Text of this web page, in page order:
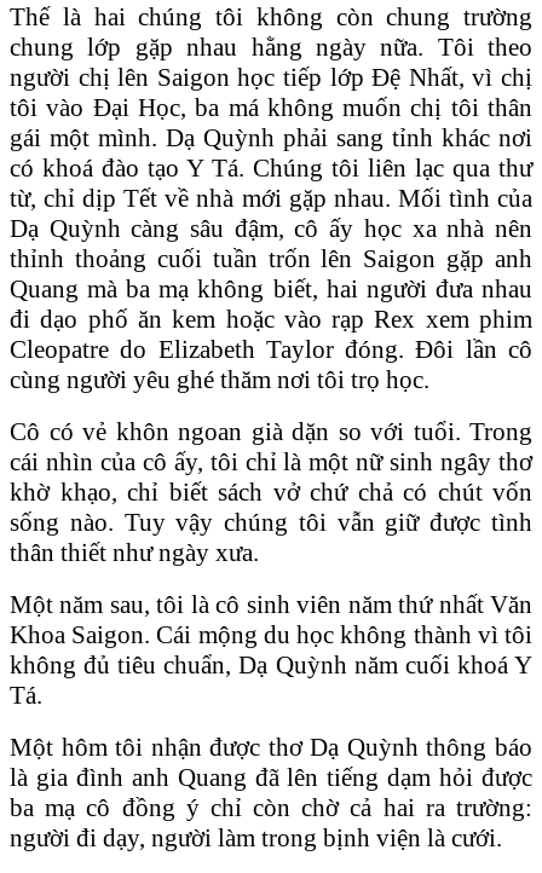
Thế là hai chúng tôi không còn chung trường
chung lớp gặp nhau hằng ngày nữa. Tôi theo
người chị lên Saigon học tiếp lớp Đệ Nhất, vì chị
tôi vào Đại Học, ba má không muốn chị tôi thân
gái một mình. Dạ Quỳnh phải sang tỉnh khác nơi
có khoá đào tạo Y Tá. Chúng tôi liên lạc qua thư
từ, chỉ dịp Tết về nhà mới gặp nhau. Mối tình của
Dạ Quỳnh càng sâu đậm, cô ấy học xa nhà nên
thỉnh thoảng cuối tuần trốn lên Saigon gặp anh
Quang mà ba mạ không biết, hai người đưa nhau
đi dạo phố ăn kem hoặc vào rạp Rex xem phim
Cleopatre do Elizabeth Taylor đóng. Đôi lần cô
cùng người yêu ghé thăm nơi tôi trọ học.
Cô có vẻ khôn ngoan già dặn so với tuổi. Trong
cái nhìn của cô ấy, tôi chỉ là một nữ sinh ngây thơ
khờ khạo, chỉ biết sách vở chứ chả có chút vốn
sống nào. Tuy vậy chúng tôi vẫn giữ được tình
thân thiết như ngày xưa.
Một năm sau, tôi là cô sinh viên năm thứ nhất Văn
Khoa Saigon. Cái mộng du học không thành vì tôi
không đủ tiêu chuẩn, Dạ Quỳnh năm cuối khoá Y
Tá.
Một hôm tôi nhận được thơ Dạ Quỳnh thông báo
là gia đình anh Quang đã lên tiếng dạm hỏi được
ba mạ cô đồng ý chỉ còn chờ cả hai ra trường:
người đi dạy, người làm trong bịnh viện là cưới.